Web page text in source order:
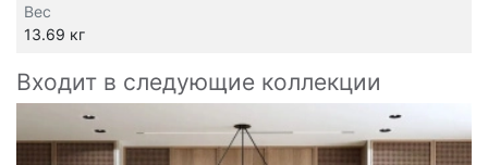
Вес
13.69 кг
Входит в следующие коллекции